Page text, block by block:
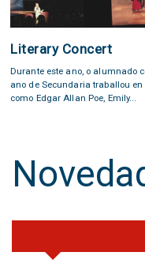
Literary Concert
Durante este ano, o alumnado
ano de Secundaria traballou
como Edgar Allan Poe, Emily...